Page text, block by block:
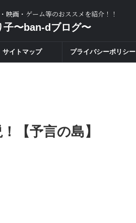
映画・ゲーム等のおススメを紹介！！
子〜ban-dブログ〜
サイトマップ プライバシーポリシー
【予言の島】